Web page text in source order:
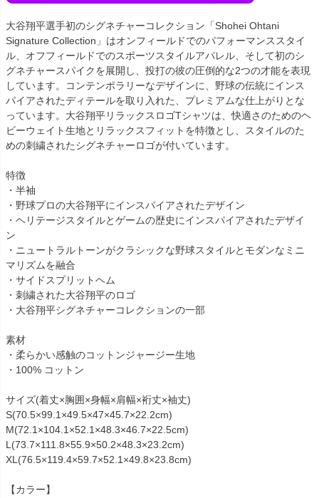
大谷翔平選手初のシグネチャーコレクション「Shohei Ohtani
Signature Collection」はオンフィールドでのパフォーマンススタイ
ル、オフフィールドでのスポーツスタイルアパレル、そして初のシ
グネチャースパイクを展開し、投打の彼の圧倒的な2つの才能を表現
しています。コンテンポラリーなデザインに、野球の伝統にインス
パイアされたディテールを取り入れた、プレミアムな仕上がりとな
っています。大谷翔平リラックスロゴTシャツは、快適さのためのヘ
ビーウェイト生地とリラックスフィットを特徴とし、スタイルのた
めの刺繍されたシグネチャーロゴが付いています。
特徴
・半袖
・野球プロの大谷翔平にインスパイアされたデザイン
・ヘリテージスタイルとゲームの歴史にインスパイアされたデザイ
ン
・ニュートラルトーンがクラシックな野球スタイルとモダンなミニ
マリズムを融合
・サイドスプリットヘム
・刺繍された大谷翔平のロゴ
・大谷翔平シグネチャーコレクションの一部
素材
・柔らかい感触のコットンジャージー生地
・100% コットン
サイズ(着丈×胸囲×身幅×肩幅×裄丈×袖丈)
S(70.5×99.1×49.5×47×45.7×22.2cm)
M(72.1×104.1×52.1×48.3×46.7×22.5cm)
L(73.7×111.8×55.9×50.2×48.3×23.2cm)
XL(76.5×119.4×59.7×52.1×49.8×23.8cm)
【カラー】